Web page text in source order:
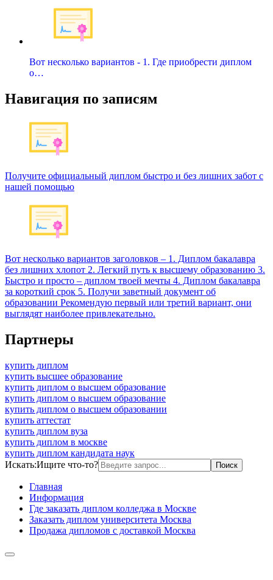
Вот несколько вариантов - 1. Где приобрести диплом
о…
Навигация по записям
Получите официальный диплом быстро и без лишних забот с
нашей помощью
Вот несколько вариантов заголовков – 1. Диплом бакалавра
без лишних хлопот 2. Легкий путь к высшему образованию 3.
Быстро и просто – диплом твоей мечты 4. Диплом бакалавра
за короткий срок 5. Получи заветный документ об
образовании Рекомендую первый или третий вариант, они
выглядят наиболее привлекательно.
Партнеры
купить диплом
купить высшее образование
купить диплом о высшем образование
купить диплом о высшем образование
купить диплом о высшем образовании
купить аттестат
купить диплом вуза
купить диплом в москве
купить диплом кандидата наук
Искать:Ищите что-то?
Главная
Информация
Где заказать диплом колледжа в Москве
Заказать диплом университета Москва
Продажа дипломов с доставкой Москва